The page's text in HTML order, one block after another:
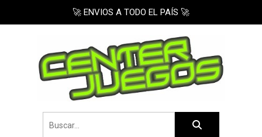
🚀 ENVIOS A TODO EL PAÍS 🚀